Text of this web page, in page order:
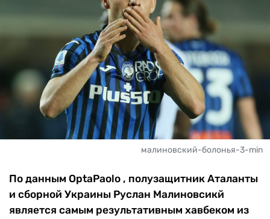
малиновский-болонья-3-min
По данным OptaPaolo , полузащитник Аталанты
и сборной Украины Руслан Малиновсикй
является самым результативным хавбеком из